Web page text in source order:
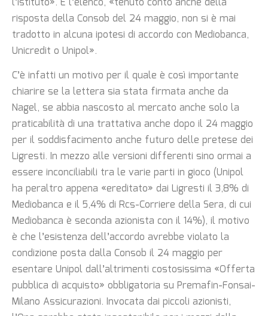
risposta della Consob del 24 maggio, non si è mai
tradotto in alcuna ipotesi di accordo con Mediobanca,
Unicredit o Unipol».
C’è infatti un motivo per il quale è così importante
chiarire se la lettera sia stata firmata anche da
Nagel, se abbia nascosto al mercato anche solo la
praticabilità di una trattativa anche dopo il 24 maggio
per il soddisfacimento anche futuro delle pretese dei
Ligresti. In mezzo alle versioni differenti sino ormai a
essere inconciliabili tra le varie parti in gioco (Unipol
ha peraltro appena «ereditato» dai Ligresti il 3,8% di
Mediobanca e il 5,4% di Rcs-Corriere della Sera, di cui
Mediobanca è seconda azionista con il 14%), il motivo
è che l’esistenza dell’accordo avrebbe violato la
condizione posta dalla Consob il 24 maggio per
esentare Unipol dall’altrimenti costosissima «Offerta
pubblica di acquisto» obbligatoria su Premafin-Fonsai-
Milano Assicurazioni. Invocata dai piccoli azionisti,